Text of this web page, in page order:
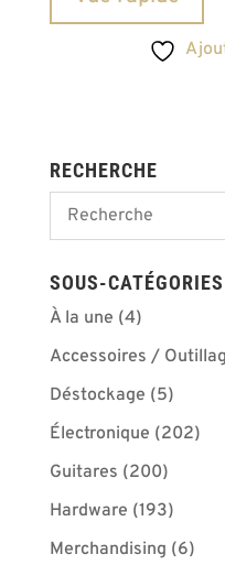
RECHERCHE
SOUS-CATÉGORIES
À la une (4)
Accessoires /
Déstockage (5)
Électronique (202)
Guitares (200)
Hardware (193)
Merchandising (6)